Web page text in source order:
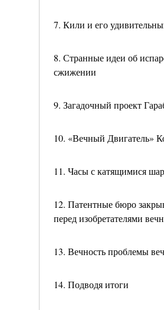
7. Кили и его
8. Странные идеи об
сжижении
9. Загадочный проект
10. «Вечный Двигатель»
11. Часы с катящимися
12. Патентные бюро
перед изобретателями
13. Вечность проблемы
14. Подводя итоги